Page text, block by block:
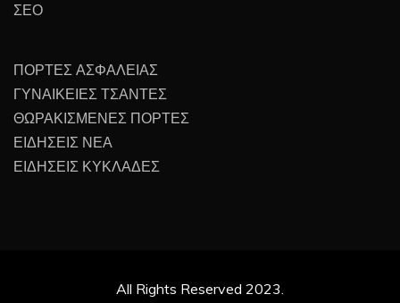
ΣΕΟ
ΠΟΡΤΕΣ ΑΣΦΑΛΕΙΑΣ
ΓΥΝΑΙΚΕΙΕΣ ΤΣΑΝΤΕΣ
ΘΩΡΑΚΙΣΜΕΝΕΣ ΠΟΡΤΕΣ
ΕΙΔΗΣΕΙΣ ΝΕΑ
ΕΙΔΗΣΕΙΣ ΚΥΚΛΑΔΕΣ
All Rights Reserved 2023.